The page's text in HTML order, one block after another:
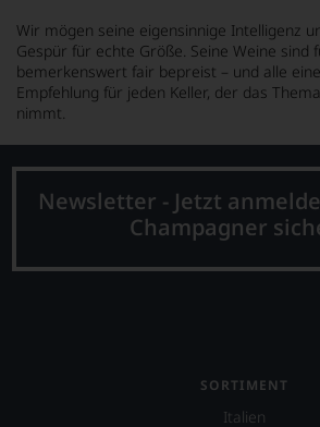
Wir mögen seine eigensinnige Intelligenz
Gespür für echte Größe. Seine Weine sind
bemerkenswert fair bepreist – und alle
Empfehlung für jeden Keller, der das
nimmt.
Newsletter - Jetzt
Champagner
SORTIMENT
Italien